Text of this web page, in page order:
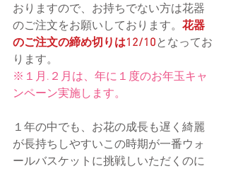
おりますので、お持ちでない方は花器
のご注文をお願いしております。 花器
のご注文の締め切りは12/10 となってお
ります。
※１月.２月は、年に１度のお年玉キャ
ンペーン実施します。
１年の中でも、お花の成長も遅く綺麗
が長持ちしやすいこの時期が一番ウォ
ールバスケットに挑戦しいただくのに